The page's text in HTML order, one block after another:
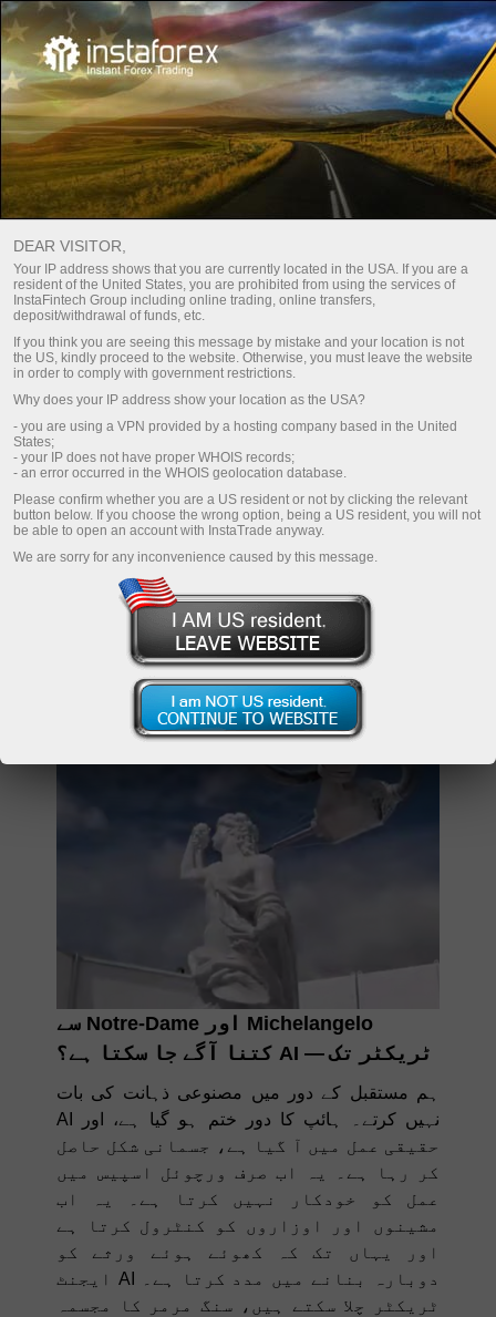
For Traders
Forex Analytics فوٹو نیوز
PHOTOS OF RECENT EVENTS
ڈپوزٹ کریں
وقت کا فلٹر
الفاظ کا فلٹر
یو ٹی سی
Michelangelo اور Notre-Dame سے
ٹریکٹر تک — AI کتنا آگے جا سکتا ہے؟
ہم مستقبل کے دور میں مصنوعی ذہانت کی بات
نہیں کرتے۔ ہائپ کا دور ختم ہو گیا ہے، اور AI
حقیقی عمل میں آ گیا ہے، جسمانی شکل حاصل
کر رہا ہے۔ یہ اب صرف ورچوئل اسپیس میں
عمل کو خودکار نہیں کرتا ہے۔ یہ اب
مشینوں اور اوزاروں کو کنٹرول کرتا ہے
اور یہاں تک کہ کھوئے ہوئے ورثے کو
دوبارہ بنانے میں مدد کرتا ہے۔ AI ایجنٹ
ٹریکٹر چلا سکتے ہیں، سنگ مرمر کا مجسمہ
DEAR VISITOR,
Your IP address shows that you are currently located in the USA. If you are a
resident of the United States, you are prohibited from using the services of
InstaFintech Group including online trading, online transfers,
deposit/withdrawal of funds, etc.
If you think you are seeing this message by mistake and your location is not
the US, kindly proceed to the website. Otherwise, you must leave the website
in order to comply with government restrictions.
Why does your IP address show your location as the USA?
- you are using a VPN provided by a hosting company based in the United
States;
- your IP does not have proper WHOIS records;
- an error occurred in the WHOIS geolocation database.
Please confirm whether you are a US resident or not by clicking the relevant
button below. If you choose the wrong option, being a US resident, you will not
be able to open an account with InstaTrade anyway.
We are sorry for any inconvenience caused by this message.